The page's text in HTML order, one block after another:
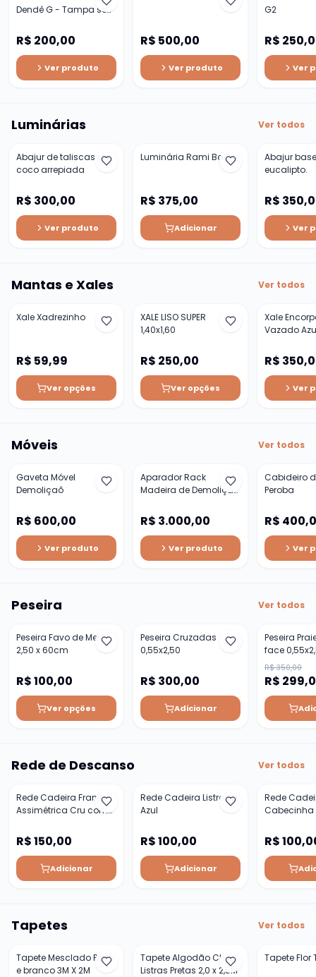
Dendê G - Tampa sem
R$ 200,00
Ver produto
R$ 500,00
Ver produto
G2
R$
Ver
Luminárias Ver todos
Abajur de taliscas de
coco arrepiada
R$ 300,00
Ver produto
Luminária Rami Balão
R$ 375,00
Adicionar
Abajur
eucalipto.
R$
Ver
Mantas e Xales Ver todos
Xale Xadrezinho
R$ 59,99
Ver opções
XALE LISO SUPER
1,40x1,60
R$ 250,00
Ver opções
Xale
Vazado
R$
Ver
Móveis Ver todos
Gaveta Móvel
Demoliçaõ
R$ 600,00
Ver produto
Aparador Rack
Madeira de Demolição
R$ 3.000,00
Ver produto
Cabideiro
Peroba
R$
Ver
Peseira Ver todos
Peseira Favo de Mel
2,50 x 60cm
R$ 100,00
Ver opções
Peseira Cruzadas
0,55x2,50
R$ 300,00
Adicionar
-15%
Peseira
face
R$ 350,00
R$
Rede de Descanso Ver todos
Rede Cadeira Franja
Assimétrica Cru com
R$ 150,00
Adicionar
Rede Cadeira Listrada
Azul
R$ 100,00
Adicionar
Rede
R$
Tapetes Ver todos
-67%
Tapete Mesclado Preto
e branco 3M X 2M
Tapete Algodão Chinil
Listras Pretas 2,0 x 2,5M
Tapete Flor